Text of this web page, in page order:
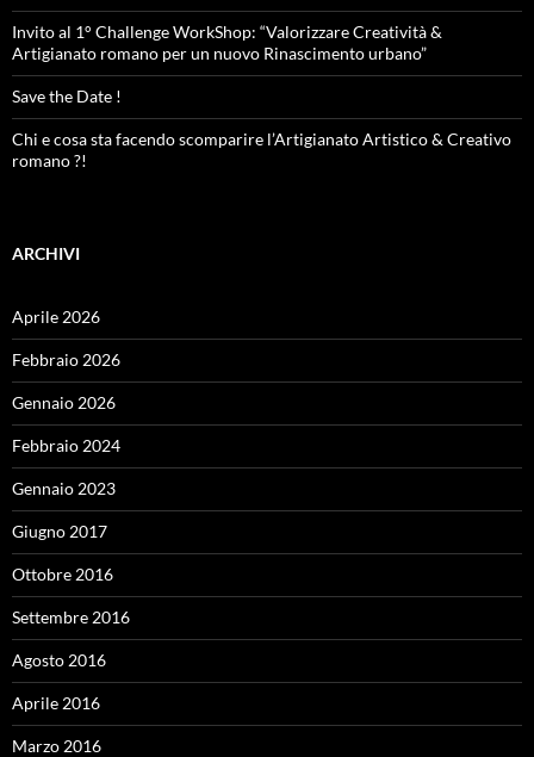
Invito al 1° Challenge WorkShop: “Valorizzare Creatività &
Artigianato romano per un nuovo Rinascimento urbano”
Save the Date !
Chi e cosa sta facendo scomparire l’Artigianato Artistico & Creativo
romano ?!
ARCHIVI
Aprile 2026
Febbraio 2026
Gennaio 2026
Febbraio 2024
Gennaio 2023
Giugno 2017
Ottobre 2016
Settembre 2016
Agosto 2016
Aprile 2016
Marzo 2016